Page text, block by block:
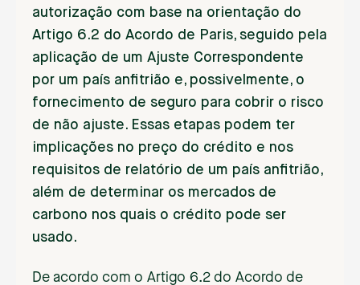
autorização com base na orientação do
Artigo 6.2 do Acordo de Paris, seguido pela
aplicação de um Ajuste Correspondente
por um país anfitrião e, possivelmente, o
fornecimento de seguro para cobrir o risco
de não ajuste. Essas etapas podem ter
implicações no preço do crédito e nos
requisitos de relatório de um país anfitrião,
além de determinar os mercados de
carbono nos quais o crédito pode ser
usado.
De acordo com o Artigo 6.2 do Acordo de